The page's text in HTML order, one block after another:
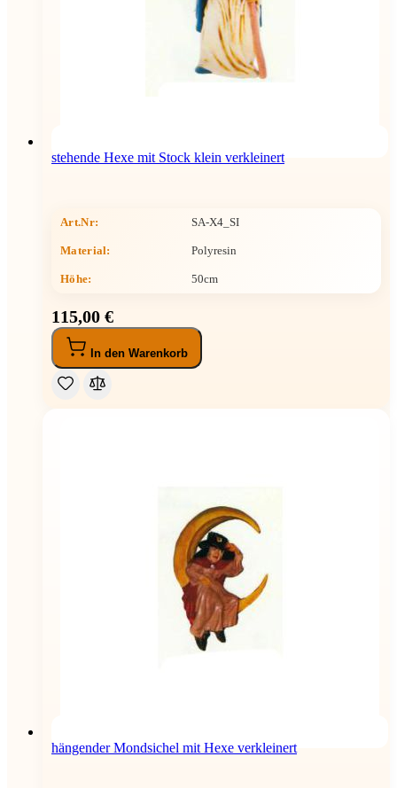
stehende Hexe mit Stock klein verkleinert
Art.Nr: SA-X4_SI
Material: Polyresin
Höhe: 50cm
115,00 €
In den Warenkorb
hängender Mondsichel mit Hexe verkleinert